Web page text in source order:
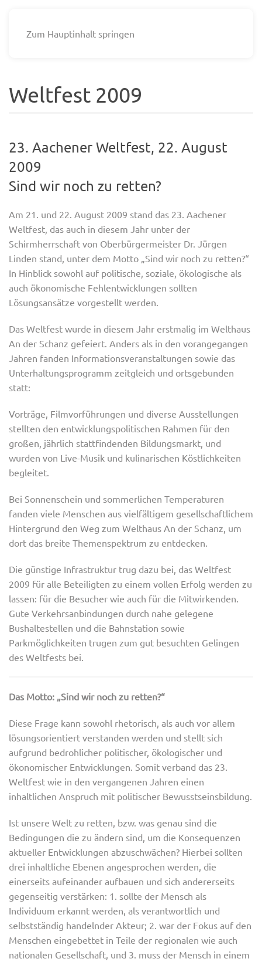
Zum Hauptinhalt springen
Weltfest 2009
23. Aachener Weltfest, 22. August
2009
Sind wir noch zu retten?
Am 21. und 22. August 2009 stand das 23. Aachener
Weltfest, das auch in diesem Jahr unter der
Schirmherrschaft von Oberbürgermeister Dr. Jürgen
Linden stand, unter dem Motto „Sind wir noch zu retten?“
In Hinblick sowohl auf politische, soziale, ökologische als
auch ökonomische Fehlentwicklungen sollten
Lösungsansätze vorgestellt werden.
Das Weltfest wurde in diesem Jahr erstmalig im Welthaus
An der Schanz gefeiert. Anders als in den vorangegangen
Jahren fanden Informationsveranstaltungen sowie das
Unterhaltungsprogramm zeitgleich und ortsgebunden
statt:
Vorträge, Filmvorführungen und diverse Ausstellungen
stellten den entwicklungspolitischen Rahmen für den
großen, jährlich stattfindenden Bildungsmarkt, und
wurden von Live-Musik und kulinarischen Köstlichkeiten
begleitet.
Bei Sonnenschein und sommerlichen Temperaturen
fanden viele Menschen aus vielfältigem gesellschaftlichem
Hintergrund den Weg zum Welthaus An der Schanz, um
dort das breite Themenspektrum zu entdecken.
Die günstige Infrastruktur trug dazu bei, das Weltfest
2009 für alle Beteiligten zu einem vollen Erfolg werden zu
lassen: für die Besucher wie auch für die Mitwirkenden.
Gute Verkehrsanbindungen durch nahe gelegene
Bushaltestellen und die Bahnstation sowie
Parkmöglichkeiten trugen zum gut besuchten Gelingen
des Weltfests bei.
Das Motto: „Sind wir noch zu retten?“
Diese Frage kann sowohl rhetorisch, als auch vor allem
lösungsorientiert verstanden werden und stellt sich
aufgrund bedrohlicher politischer, ökologischer und
ökonomischer Entwicklungen. Somit verband das 23.
Weltfest wie in den vergangenen Jahren einen
inhaltlichen Anspruch mit politischer Bewusstseinsbildung.
Ist unsere Welt zu retten, bzw. was genau sind die
Bedingungen die zu ändern sind, um die Konsequenzen
aktueller Entwicklungen abzuschwächen? Hierbei sollten
drei inhaltliche Ebenen angesprochen werden, die
einerseits aufeinander aufbauen und sich andererseits
gegenseitig verstärken: 1. sollte der Mensch als
Individuum erkannt werden, als verantwortlich und
selbstständig handelnder Akteur; 2. war der Fokus auf den
Menschen eingebettet in Teile der regionalen wie auch
nationalen Gesellschaft, und 3. muss der Mensch in einem